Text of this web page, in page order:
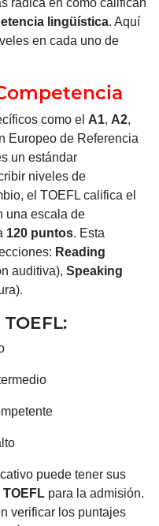
lingüística. Aquí
en cada uno de
como el A1, A2,
Europeo de Referencia
un estándar
niveles de
el TOEFL califica el
una escala de
120 puntos. Esta
Reading
auditiva), Speaking
puede tener sus
TOEFL para la admisión.
verificar los puntajes